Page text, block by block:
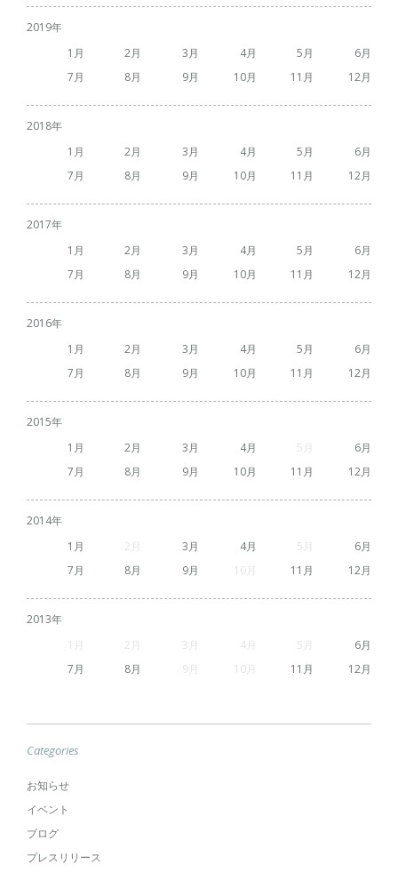
2019
1
2 3 4 5
6
7
8 9 10 11 12
2018
1
2 3 4 5
6
7
8 9 10 11 12
2017
1
2 3 4 5
6
7
8 9 10 11 12
2016
1
2 3 4 5
6
7
8 9 10 11 12
2015
1
2 3 4 5
6
7
8 9 10 11 12
2014
1
2 3 4 5
6
7
8 9 10 11 12
2013
1
2 3 4 5
6
7
8 9 10 11 12
Categories
お知らせ
イベント
ブログ
プレスリリース